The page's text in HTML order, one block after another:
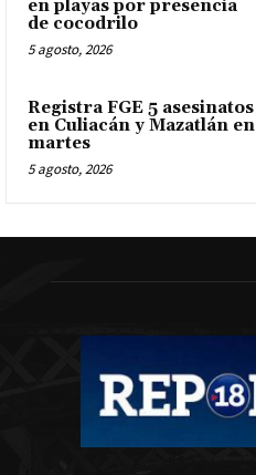
en playas por presencia
de cocodrilo
5 agosto, 2026
Registra FGE 5 asesinatos
en Culiacán y Mazatlán en
martes
5 agosto, 2026